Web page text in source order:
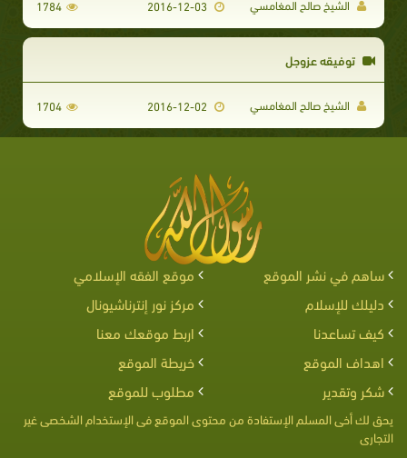
الشيخ صالح المغامسي 2016-12-03
1784
توفيقه عزوجل
الشيخ صالح المغامسي 1704
ساهم في نشر الموقع
موقع الفقه الإسلامي
دليلك للإسلام
مركز نور إنترناشيونال
كيف تساعدنا
اربط موقعك معنا
اهداف الموقع
خريطة الموقع
شكر وتقدير
مطلوب للموقع
يحق لك أخى المسلم الإستفادة من محتوى الموقع فى الإستخدام الشخصى غير
التجارى